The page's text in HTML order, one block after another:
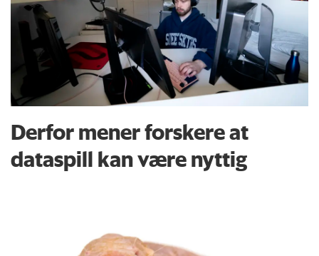
Derfor mener forskere at
dataspill kan være nyttig